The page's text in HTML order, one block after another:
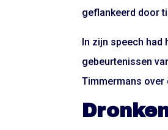
geflankeerd door
In zijn speech had
gebeurtenissen
Timmermans over